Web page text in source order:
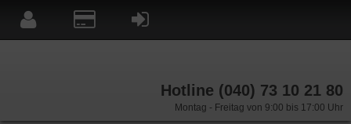
Hotline (040) 73 10 21 80
Montag - Freitag von 9:00 bis 17:00 Uhr